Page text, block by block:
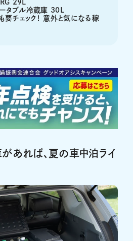
29L
タブル冷蔵庫 30L
要チェック！ 意外と気になる稼
あれば、夏の車中泊ライ